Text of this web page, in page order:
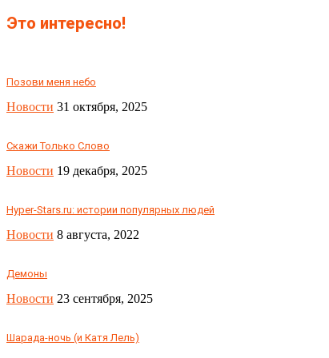
Это интересно!
Позови меня небо
Новости 31 октября, 2025
Скажи Только Слово
Новости 19 декабря, 2025
Hyper-Stars.ru: истории популярных людей
Новости 8 августа, 2022
Демоны
Новости 23 сентября, 2025
Шарада-ночь (и Катя Лель)